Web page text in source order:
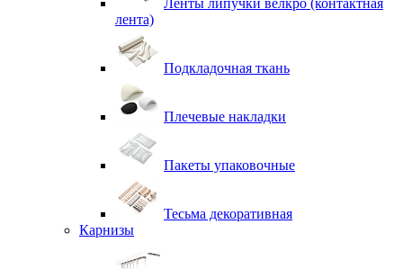
Ленты липучки велкро (контактная
лента)
Подкладочная ткань
Плечевые накладки
Пакеты упаковочные
Тесьма декоративная
Карнизы